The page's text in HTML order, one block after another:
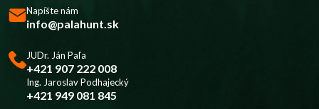
Napíšte nám
info@palahunt.sk
JUDr. Ján Paľa
+421 907 222 008
Ing. Jaroslav Podhajecký
+421 949 081 845